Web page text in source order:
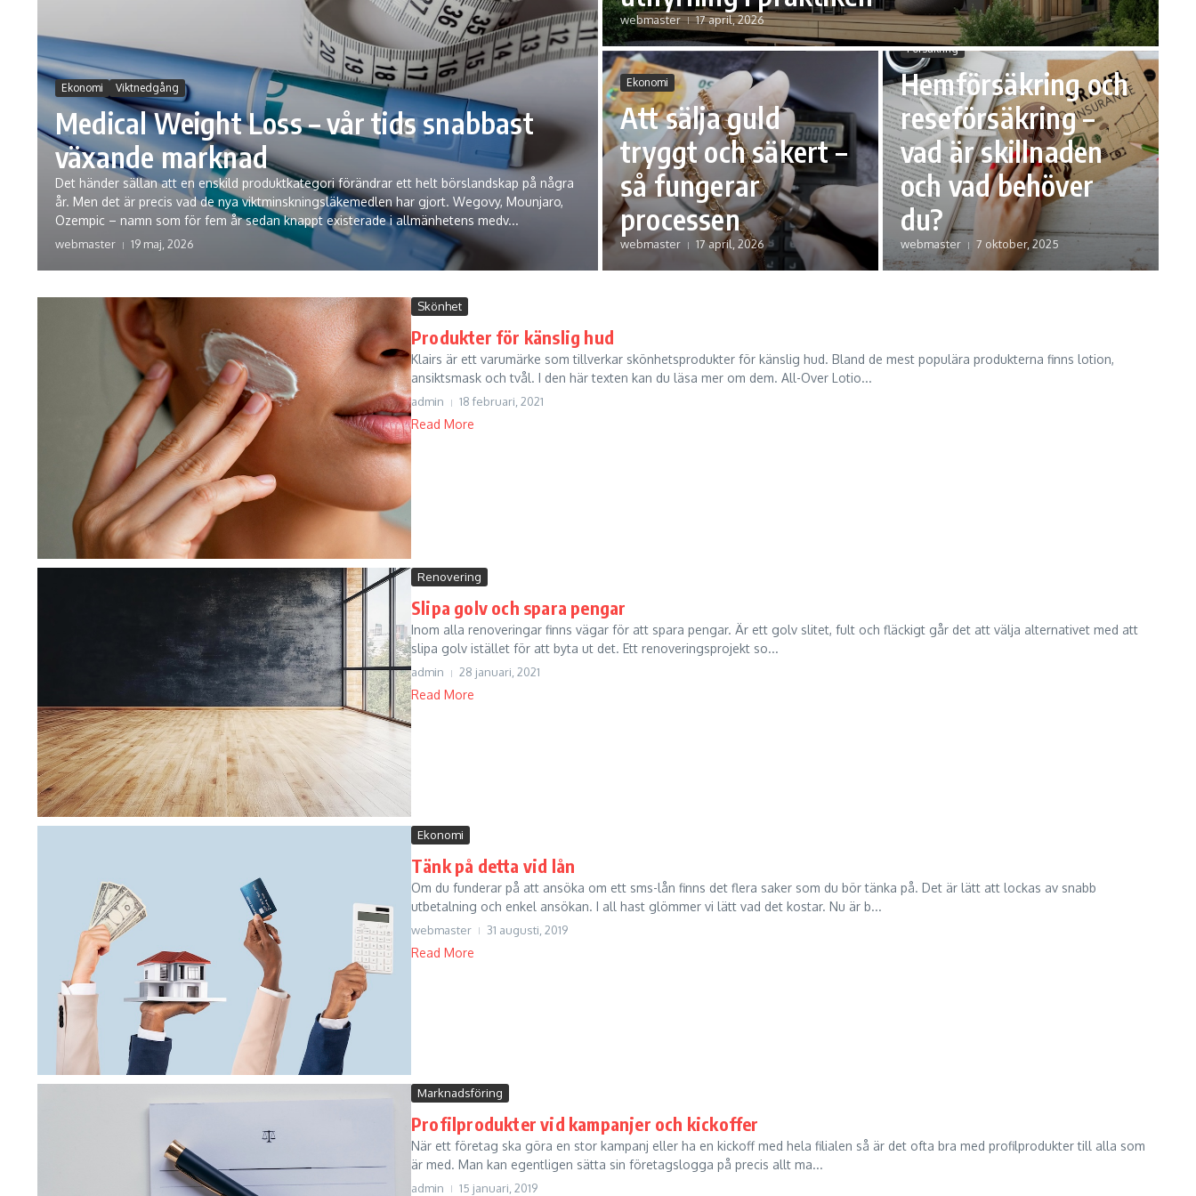
Ekonomi Viktnedgång
Medical Weight Loss – vår tids snabbast
växande marknad
Det händer sällan att en enskild produktkategori förändrar ett helt börslandskap på några
år. Men det är precis vad de nya viktminskningsläkemedlen har gjort. Wegovy, Mounjaro,
Ozempic – namn som för fem år sedan knappt existerade i allmänhetens medv...
webmaster 19 maj, 2026
webmaster 17 april, 2026
Ekonomi
Att sälja guld
tryggt och säkert –
så fungerar
processen
webmaster 17 april, 2026
Försäkring
Hemförsäkring och
reseförsäkring –
vad är skillnaden
och vad behöver
du?
webmaster 7 oktober, 2025
Skönhet
Produkter för känslig hud
Klairs är ett varumärke som tillverkar skönhetsprodukter för känslig hud. Bland de mest populära produkterna finns lotion,
ansiktsmask och tvål. I den här texten kan du läsa mer om dem. All-Over Lotio...
admin 18 februari, 2021
Read More
Renovering
Slipa golv och spara pengar
Inom alla renoveringar finns vägar för att spara pengar. Är ett golv slitet, fult och fläckigt går det att välja alternativet med att
slipa golv istället för att byta ut det. Ett renoveringsprojekt so...
admin 28 januari, 2021
Read More
Ekonomi
Tänk på detta vid lån
Om du funderar på att ansöka om ett sms-lån finns det flera saker som du bör tänka på. Det är lätt att lockas av snabb
utbetalning och enkel ansökan. I all hast glömmer vi lätt vad det kostar. Nu är b...
webmaster 31 augusti, 2019
Read More
Marknadsföring
Profilprodukter vid kampanjer och kickoffer
När ett företag ska göra en stor kampanj eller ha en kickoff med hela filialen så är det ofta bra med profilprodukter till alla som
är med. Man kan egentligen sätta sin företagslogga på precis allt ma...
admin 15 januari, 2019